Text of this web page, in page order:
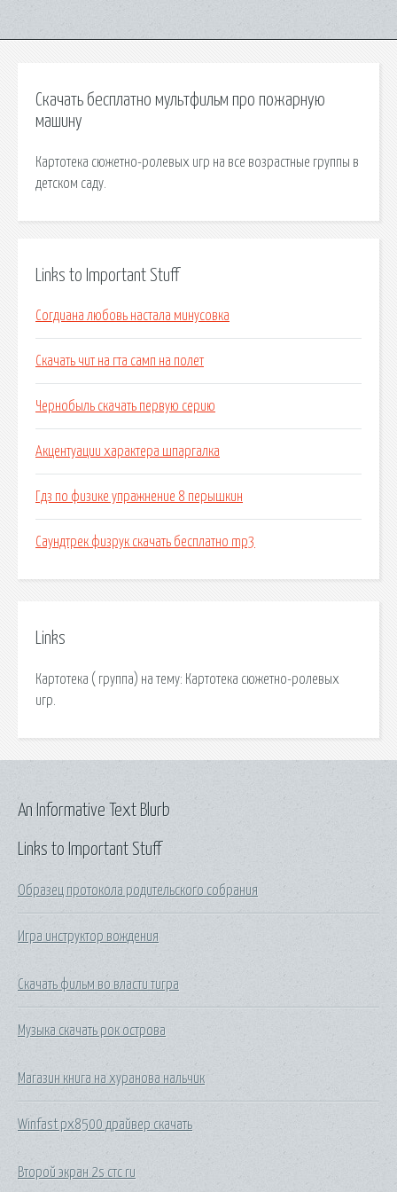
Скачать бесплатно мультфильм про пожарную
машину
Картотека сюжетно-ролевых игр на все возрастные группы в
детском саду.
Links to Important Stuff
Согдиана любовь настала минусовка
Скачать чит на гта самп на полет
Чернобыль скачать первую серию
Акцентуации характера шпаргалка
Гдз по физике упражнение 8 перышкин
Саундтрек физрук скачать бесплатно mp3
Links
Картотека ( группа) на тему: Картотека сюжетно-ролевых
игр.
Links to Important Stuff
Образец протокола родительского собрания
Игра инструктор вождения
Скачать фильм во власти тигра
Музыка скачать рок острова
Магазин книга на хуранова нальчик
Winfast px8500 драйвер скачать
Второй экран 2s стс ru
An Informative Text Blurb